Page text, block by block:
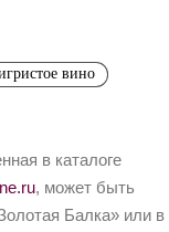
вино
в каталоге
, может быть
Балка» или в